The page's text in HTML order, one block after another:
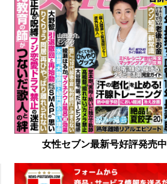
女性セブン最新号好評発売中